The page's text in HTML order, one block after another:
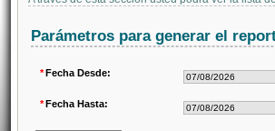
Parámetros para generar el
*Fecha Desde:
*Fecha Hasta: